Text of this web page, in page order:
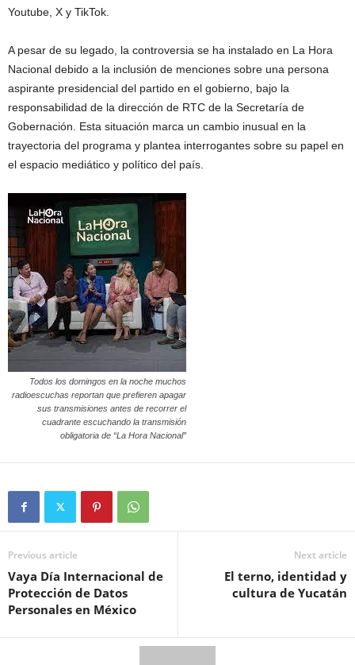
Youtube, X y TikTok.
A pesar de su legado, la controversia se ha instalado en La Hora
Nacional debido a la inclusión de menciones sobre una persona
aspirante presidencial del partido en el gobierno, bajo la
responsabilidad de la dirección de RTC de la Secretaría de
Gobernación. Esta situación marca un cambio inusual en la
trayectoria del programa y plantea interrogantes sobre su papel en
el espacio mediático y político del país.
Todos los domingos en la noche muchos
radioescuchas reportan que prefieren apagar
sus transmisiones antes de recorrer el
cuadrante escuchando la transmisión
obligatoria de “La Hora Nacional”
Previous article
Vaya Día Internacional de
Protección de Datos
Personales en México
Next article
El terno, identidad y
cultura de Yucatán